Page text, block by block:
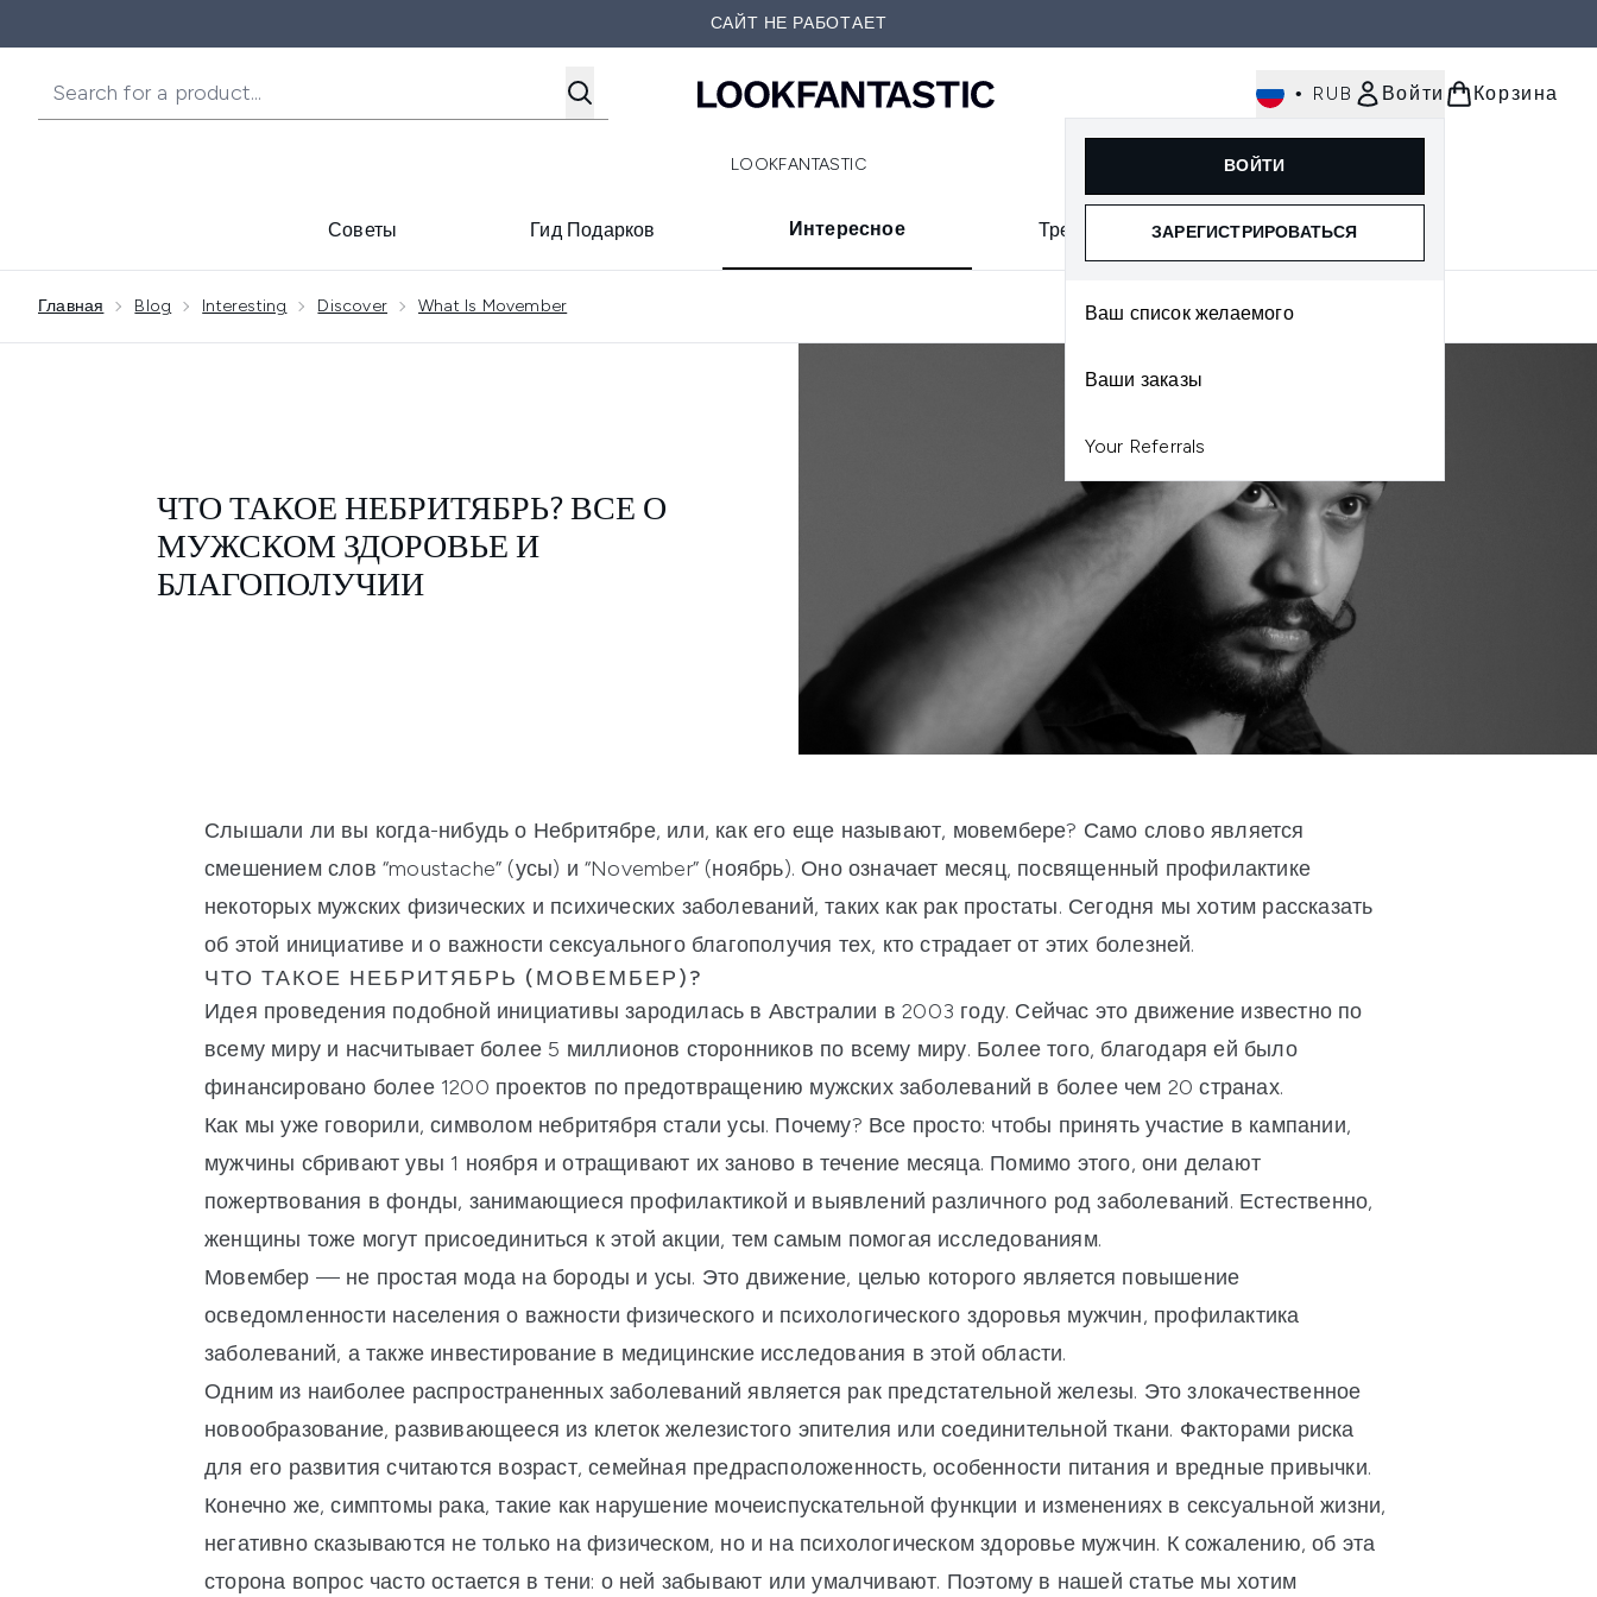
Перейти к основному содержанию
САЙТ НЕ РАБОТАЕТ
• RUB Войти
ВОЙТИ
ЗАРЕГИСТРИРОВАТЬСЯ
Ваш список желаемого
Ваши заказы
Your Referrals
Корзина
LOOKFANTASTIC
Советы Гид Подарков Интересное Тренды
Главная Blog Interesting Discover What Is Movember
ЧТО ТАКОЕ НЕБРИТЯБРЬ? ВСЕ О
МУЖСКОМ ЗДОРОВЬЕ И
БЛАГОПОЛУЧИИ
Слышали ли вы когда-нибудь о Небритябре, или, как его еще называют, мовембере? Само слово является
смешением слов “moustache” (усы) и “November” (ноябрь). Оно означает месяц, посвященный профилактике
некоторых мужских физических и психических заболеваний, таких как рак простаты. Сегодня мы хотим рассказать
об этой инициативе и о важности сексуального благополучия тех, кто страдает от этих болезней.
ЧТО ТАКОЕ НЕБРИТЯБРЬ (МОВЕМБЕР)?
Идея проведения подобной инициативы зародилась в Австралии в 2003 году. Сейчас это движение известно по
всему миру и насчитывает более 5 миллионов сторонников по всему миру. Более того, благодаря ей было
финансировано более 1200 проектов по предотвращению мужских заболеваний в более чем 20 странах.
Как мы уже говорили, символом небритября стали усы. Почему? Все просто: чтобы принять участие в кампании,
мужчины сбривают увы 1 ноября и отращивают их заново в течение месяца. Помимо этого, они делают
пожертвования в фонды, занимающиеся профилактикой и выявлений различного род заболеваний. Естественно,
женщины тоже могут присоединиться к этой акции, тем самым помогая исследованиям.
Мовембер — не простая мода на бороды и усы. Это движение, целью которого является повышение
осведомленности населения о важности физического и психологического здоровья мужчин, профилактика
заболеваний, а также инвестирование в медицинские исследования в этой области.
Одним из наиболее распространенных заболеваний является рак предстательной железы. Это злокачественное
новообразование, развивающееся из клеток железистого эпителия или соединительной ткани. Факторами риска
для его развития считаются возраст, семейная предрасположенность, особенности питания и вредные привычки.
Конечно же, симптомы рака, такие как нарушение мочеиспускательной функции и изменениях в сексуальной жизни,
негативно сказываются не только на физическом, но и на психологическом здоровье мужчин. К сожалению, об эта
сторона вопрос часто остается в тени: о ней забывают или умалчивают. Поэтому в нашей статье мы хотим